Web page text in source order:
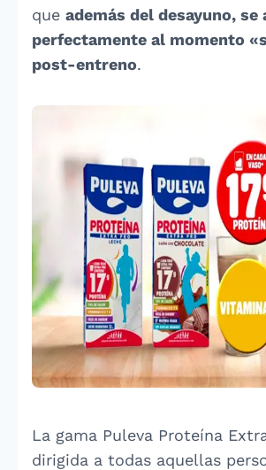
que además del desayuno, se
perfectamente al momento
post-entreno.
La gama Puleva Proteína
dirigida a todas aquellas